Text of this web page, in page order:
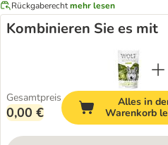
Rückgaberechtmehr lesen
Kombinieren Sie es mit
Gesamtpreis
0,00 €
Alles in
Warenkorb